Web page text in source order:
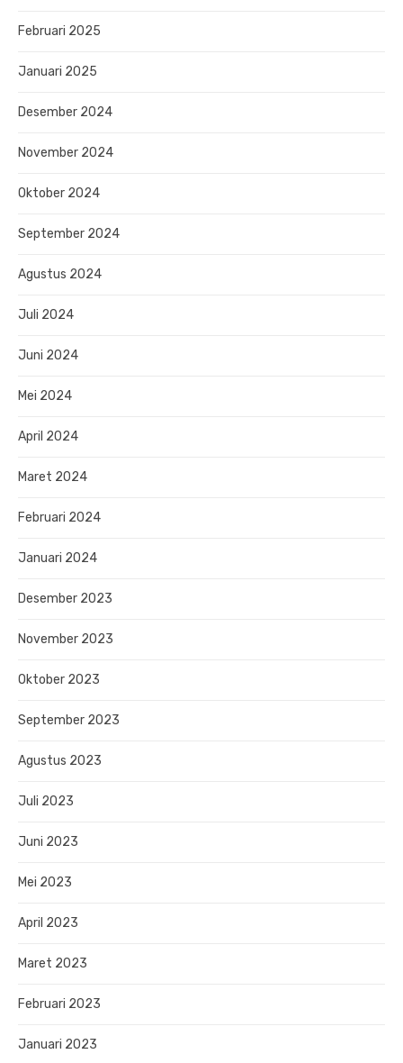
Februari 2025
Januari 2025
Desember 2024
November 2024
Oktober 2024
September 2024
Agustus 2024
Juli 2024
Juni 2024
Mei 2024
April 2024
Maret 2024
Februari 2024
Januari 2024
Desember 2023
November 2023
Oktober 2023
September 2023
Agustus 2023
Juli 2023
Juni 2023
Mei 2023
April 2023
Maret 2023
Februari 2023
Januari 2023